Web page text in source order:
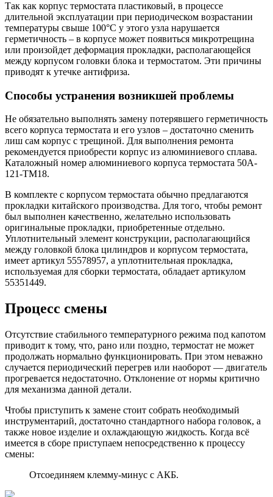
Так как корпус термостата пластиковый, в процессе
длительной эксплуатации при периодическом возрастании
температуры свыше 100°С у этого узла нарушается
герметичность – в корпусе может появиться микротрещина
или произойдет деформация прокладки, располагающейся
между корпусом головки блока и термостатом. Эти причины
приводят к утечке антифриза.
Способы устранения возникшей проблемы
Не обязательно выполнять замену потерявшего герметичность
всего корпуса термостата и его узлов – достаточно сменить
лиш сам корпус с трещиной. Для выполнения ремонта
рекомендуется приобрести корпус из алюминиевого сплава.
Каталожный номер алюминиевого корпуса термостата 50A-
121-TM18.
В комплекте с корпусом термостата обычно предлагаются
прокладки китайского производства. Для того, чтобы ремонт
был выполнен качественно, желательно использовать
оригинальные прокладки, приобретенные отдельно.
Уплотнительный элемент конструкции, располагающийся
между головкой блока цилиндров и корпусом термостата,
имеет артикул 55578957, а уплотнительная прокладка,
используемая для сборки термостата, обладает артикулом
55351449.
Процесс смены
Отсутствие стабильного температурного режима под капотом
приводит к тому, что, рано или поздно, термостат не может
продолжать нормально функционировать. При этом неважно
случается периодический перегрев или наоборот — двигатель
прогревается недостаточно. Отклонение от нормы критично
для механизма данной детали.
Чтобы приступить к замене стоит собрать необходимый
инструментарий, достаточно стандартного набора головок, а
также новое изделие и охлаждающую жидкость. Когда всё
имеется в сборе приступаем непосредственно к процессу
смены:
Отсоединяем клемму-минус с АКБ.